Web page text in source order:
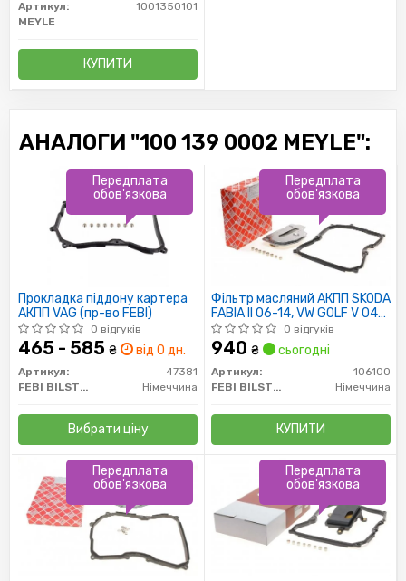
Артикул:
1001350101
MEYLE
КУПИТИ
АНАЛОГИ "100 139 0002 MEYLE":
Прокладка піддону картера
АКПП VAG (пр-во FEBI)
0 відгуків
465 - 585 ₴ від 0 дн.
Артикул:
47381
FEBI BILSTEIN
Німеччина
Вибрати ціну
Передплата
обов'язкова
Фільтр масляний АКПП SKODA
FABIA II 06-14, VW GOLF V 04-
09 з прокладкою (пр-во FEBI)
0 відгуків
940 ₴ сьогодні
Артикул:
106100
FEBI BILSTEIN
Німеччина
КУПИТИ
Передплата
обов'язкова
Передплата
обов'язкова
Передплата
обов'язкова